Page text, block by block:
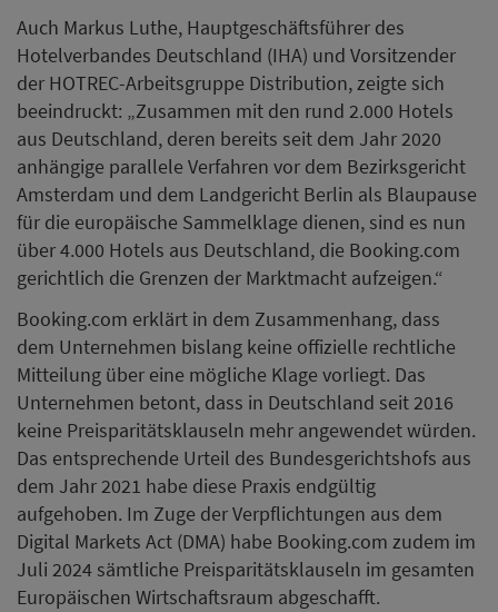
Auch Markus Luthe, Hauptgeschäftsführer des
Hotelverbandes Deutschland (IHA) und Vorsitzender
der HOTREC-Arbeitsgruppe Distribution, zeigte sich
beeindruckt: „Zusammen mit den rund 2.000 Hotels
aus Deutschland, deren bereits seit dem Jahr 2020
anhängige parallele Verfahren vor dem Bezirksgericht
Amsterdam und dem Landgericht Berlin als Blaupause
für die europäische Sammelklage dienen, sind es nun
über 4.000 Hotels aus Deutschland, die Booking.com
gerichtlich die Grenzen der Marktmacht aufzeigen.“
Booking.com erklärt in dem Zusammenhang, dass
dem Unternehmen bislang keine offizielle rechtliche
Mitteilung über eine mögliche Klage vorliegt. Das
Unternehmen betont, dass in Deutschland seit 2016
keine Preisparitätsklauseln mehr angewendet würden.
Das entsprechende Urteil des Bundesgerichtshofs aus
dem Jahr 2021 habe diese Praxis endgültig
aufgehoben. Im Zuge der Verpflichtungen aus dem
Digital Markets Act (DMA) habe Booking.com zudem im
Juli 2024 sämtliche Preisparitätsklauseln im gesamten
Europäischen Wirtschaftsraum abgeschafft.